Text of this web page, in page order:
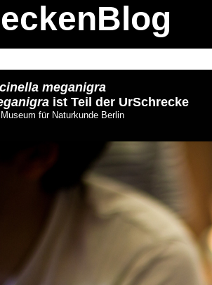
meganigra
ist Teil der UrSchrecke
für Naturkunde Berlin